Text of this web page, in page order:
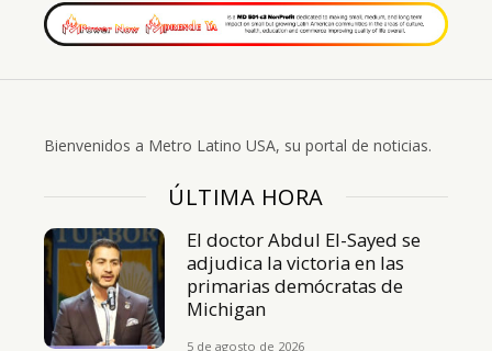
Bienvenidos a Metro Latino USA, su portal de noticias.
ÚLTIMA HORA
El doctor Abdul El-Sayed se
adjudica la victoria en las
primarias demócratas de
Michigan
5 de agosto de 2026